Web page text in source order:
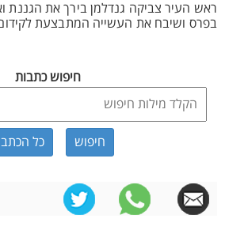
ראש העיר צביקה גנדלמן בירך את הגננת
בפרס ושיבח את העשייה המתבצעת לקידום
חיפוש כתבות
כל